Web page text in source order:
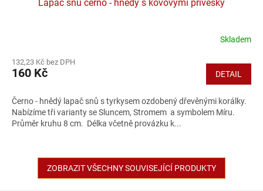
Lapač snů černo - hnědý s kovovými přívěsky
Skladem
132,23 Kč bez DPH
160 Kč DETAIL
Černo - hnědý lapač snů s tyrkysem ozdobený dřevěnými korálky.
Nabízíme tři varianty se Sluncem, Stromem a symbolem Míru.
Průměr kruhu 8 cm. Délka včetně provázku k...
ZOBRAZIT VŠECHNY SOUVISEJÍCÍ PRODUKTY